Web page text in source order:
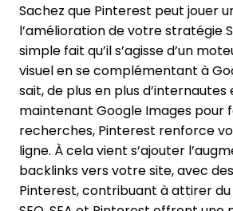
Sachez que Pinterest peut jouer
l’amélioration de votre stratégie
simple fait qu’il s’agisse d’un
visuel en se complémentant à
sait, de plus en plus
maintenant Google Images pour
recherches, Pinterest renforce
ligne. À cela vient s’ajouter
backlinks vers votre site, avec
Pinterest, contribuant à attirer